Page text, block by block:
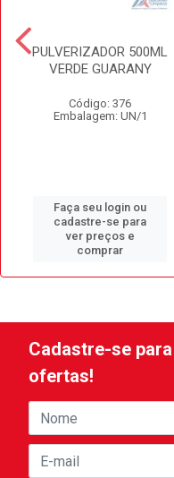
PULVERIZADOR 500ML
VERDE GUARANY
Código: 376
Embalagem: UN/1
Faça seu login ou
cadastre-se para
ver preços e
comprar
Cadastre-se
ofertas!